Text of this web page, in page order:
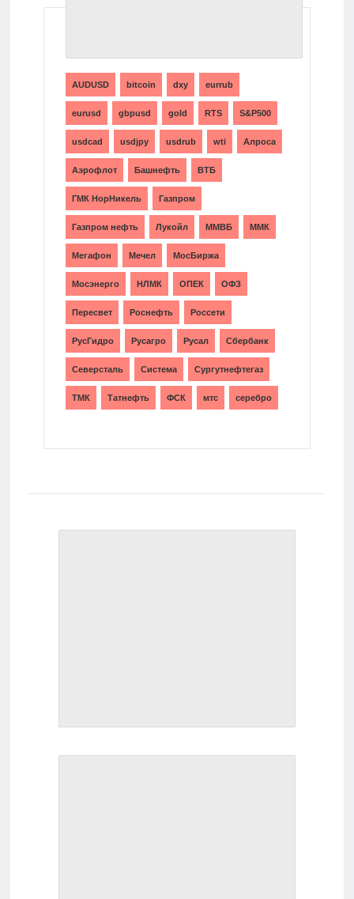
AUDUSD bitcoin dxy eurrub
eurusd gbpusd gold RTS S&P500
usdcad usdjpy usdrub wti Алроса
Аэрофлот Башнефть ВТБ
ГМК НорНикель Газпром
Газпром нефть Лукойл ММВБ ММК
Мегафон Мечел МосБиржа
Мосэнерго НЛМК ОПЕК ОФЗ
Пересвет Роснефть Россети
РусГидро Русагро Русал Сбербанк
Северсталь Система Сургутнефтегаз
ТМК Татнефть ФСК мтс серебро